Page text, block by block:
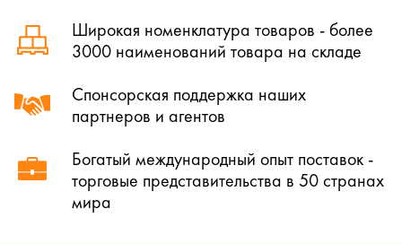
Широкая номенклатура товаров - более
3000 наименований товара на складе
Спонсорская поддержка наших
партнеров и агентов
Богатый международный опыт поставок -
торговые представительства в 50 странах
мира